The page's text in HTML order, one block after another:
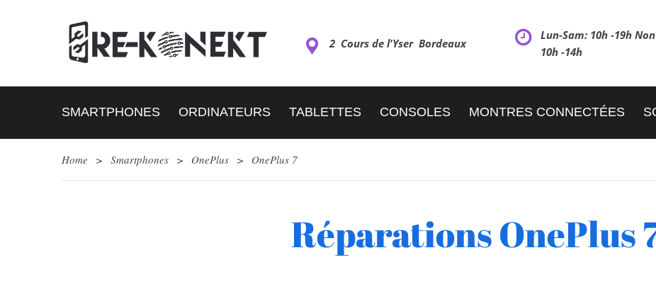
2 Cours de l'Yser Bordeaux
Lun-Sam: 10h -19h
10h -14h
SMARTPHONES ORDINATEURS TABLETTES CONSOLES MONTRES CONNECTÉES
Home > Smartphones > OnePlus > OnePlus 7
Réparations OnePlus